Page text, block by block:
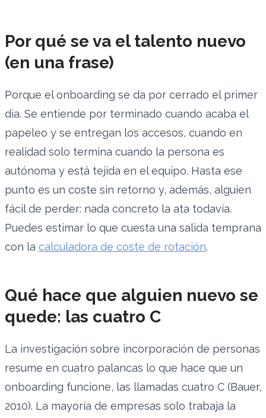
Por qué se va el talento nuevo
(en una frase)
Porque el onboarding se da por cerrado el primer
día. Se entiende por terminado cuando acaba el
papeleo y se entregan los accesos, cuando en
realidad solo termina cuando la persona es
autónoma y está tejida en el equipo. Hasta ese
punto es un coste sin retorno y, además, alguien
fácil de perder: nada concreto la ata todavía.
Puedes estimar lo que cuesta una salida temprana
con la calculadora de coste de rotación.
Qué hace que alguien nuevo se
quede: las cuatro C
La investigación sobre incorporación de personas
resume en cuatro palancas lo que hace que un
onboarding funcione, las llamadas cuatro C (Bauer,
2010). La mayoría de empresas solo trabaja la